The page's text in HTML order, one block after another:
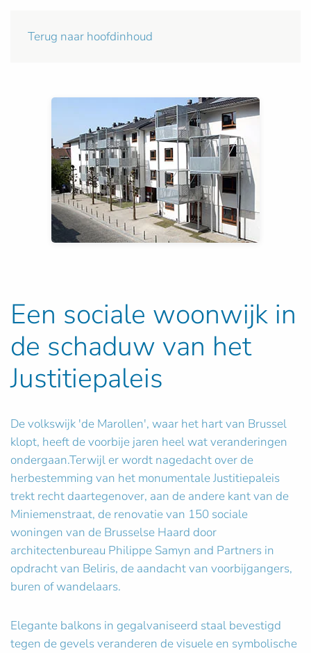
Terug naar hoofdinhoud
Een sociale woonwijk in
de schaduw van het
Justitiepaleis
De volkswijk 'de Marollen', waar het hart van Brussel
klopt, heeft de voorbije jaren heel wat veranderingen
ondergaan.Terwijl er wordt nagedacht over de
herbestemming van het monumentale Justitiepaleis
trekt recht daartegenover, aan de andere kant van de
Miniemenstraat, de renovatie van 150 sociale
woningen van de Brusselse Haard door
architectenbureau Philippe Samyn and Partners in
opdracht van Beliris, de aandacht van voorbijgangers,
buren of wandelaars.
Elegante balkons in gegalvaniseerd staal bevestigd
tegen de gevels veranderen de visuele en symbolische